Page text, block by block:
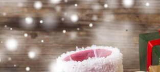
Christmas Gifts:
వ్రాసిన వారు Sirish Praharaju Dec 23, 2024 11:26 am
ఈ వార్తాకథనం ఏంటి